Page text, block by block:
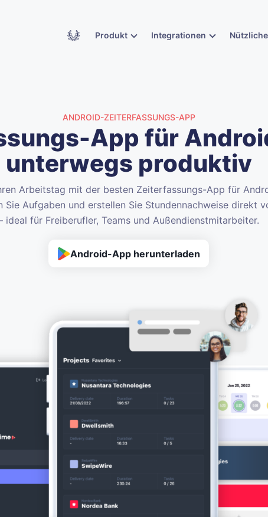
AcademyProdukt Integrationen
ANDROID-ZEITERFASSUNGS-APP
App für
unterwegs produktiv
Arbeitstag mit der besten Zeiterfassungs-App für
Aufgaben und erstellen Sie Stundennachweise direkt
ideal für Freiberufler, Teams und Außendienstmitarbeiter.
Android-App herunterladen